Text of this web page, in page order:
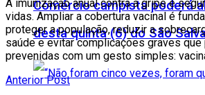
Comércio campista poderá
desta quinta (6) do São
A imunização anual contra a gripe é
vidas. Ampliar a cobertura vacinal é
proteger a população, reduzir a
saúde e evitar complicações graves
prevenidas com um gesto simples:
Anterior Post